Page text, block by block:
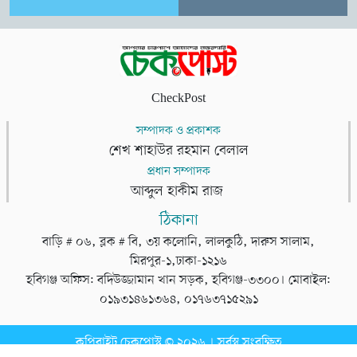
CheckPost
সম্পাদক ও প্রকাশক
শেখ শাহাউর রহমান বেলাল
প্রধান সম্পাদক
আব্দুল হাকীম রাজ
ঠিকানা
বাড়ি # ০৬, ব্লক # বি, ৩য় কলোনি, লালকুঠি, দারুস সালাম,
মিরপুর-১,ঢাকা-১২১৬
হবিগঞ্জ অফিস: বদিউজ্জামান খান সড়ক, হবিগঞ্জ-৩৩০০। মোবাইল:
০১৯৩১৪৬১৩৬৪, ০১৭৬৩৭১৫২৯১
কপিরাইট চেকপোস্ট © ২০২৬ । সর্বস্ব সংরক্ষিত